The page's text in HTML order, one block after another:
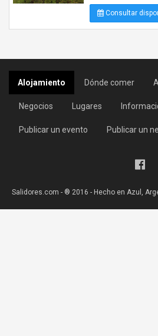
Consultar
Alojamiento Dónde comer
Negocios Lugares
Publicar un evento Publicar un
Salidores.com - ® 2016 - Hecho en Azul,